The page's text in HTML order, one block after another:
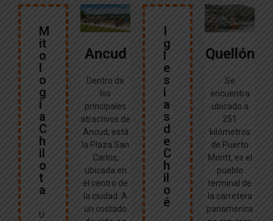
M
it
o
l
o
g
í
a
C
h
il
o
t
a
U
Ancud
Dentro de
los
principales
atractivos de
Ancud, está
la Plaza San
Carlos,
ubicada en
el centro de
la ciudad. A
un costado
I
g
l
e
s
i
a
s
d
e
C
h
il
o
é
Quellón
Se
encuentra
ubicado a
251
kilómetros
de Puerto
Montt, es el
pueblo
terminal de
la carretera
panamerica